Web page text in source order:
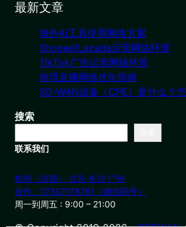
最新文章
海外AI工具使用网络方案
Shopee/Lazada运营网络环境
TikTok广告运营网络环境
跨境直播网络优化指南
SD-WAN设备（CPE）是什么？
搜索
联系我们
杭州（总部） 北京 长沙 广州
合作：17357178761（微信同号）
周一到周五 : 9:00 – 21:00